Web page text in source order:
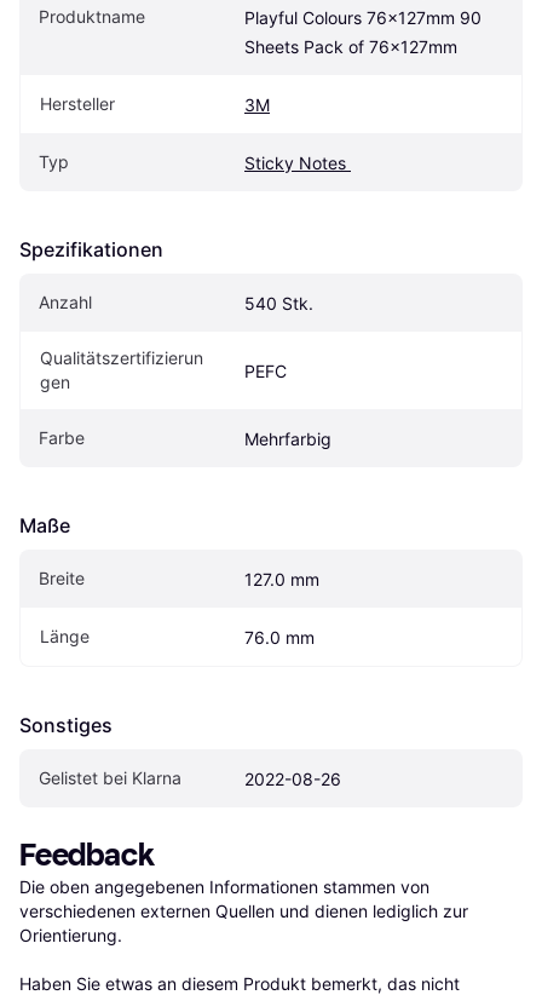
Produktname
Playful Colours 76x127mm 90
Sheets Pack of 76x127mm
Hersteller 3M
Typ Sticky Notes
Spezifikationen
Anzahl 540 Stk.
Qualitätszertifizierun
gen
PEFC
Farbe Mehrfarbig
Maße
Breite 127.0 mm
Länge 76.0 mm
Sonstiges
Gelistet bei Klarna 2022-08-26
Feedback
Die oben angegebenen Informationen stammen von
verschiedenen externen Quellen und dienen lediglich zur
Orientierung.
Haben Sie etwas an diesem Produkt bemerkt, das nicht